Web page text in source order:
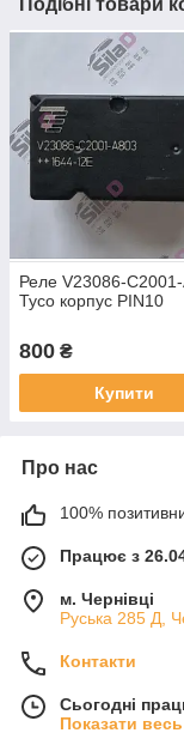
Подібні товари
Реле V23086-
Tyco корпус PIN10
800 ₴
Купити
Про нас
100%
Працює з
м. Чернівці
Руська 285 Д,
Контакти
Сьогодні
Показати